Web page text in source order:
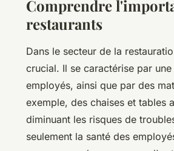
Comprendre
restaurants
Dans le secteur de la
crucial. Il se caractérise par
employés, ainsi que par des
exemple, des chaises et tables
diminuant les risques de
seulement la santé des